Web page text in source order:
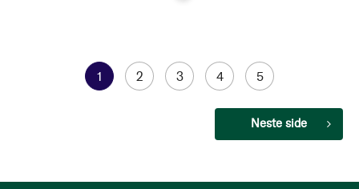
You're
1 Side
2 Side
3 Side
4 Side
5
Side
Neste side